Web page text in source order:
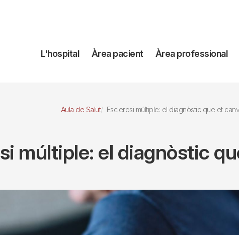
Navegación
L'hospital Àrea pacient Àrea professional
Aula de Salut Esclerosi múltiple: el diagnòstic que et
múltiple: el diagnòstic